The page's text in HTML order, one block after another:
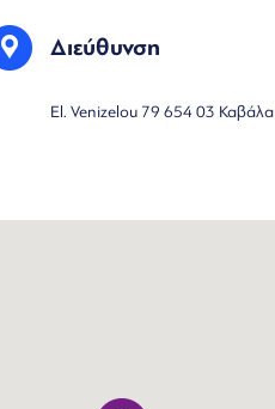
Διεύθυνση
El. Venizelou 79 654 03 Καβάλα